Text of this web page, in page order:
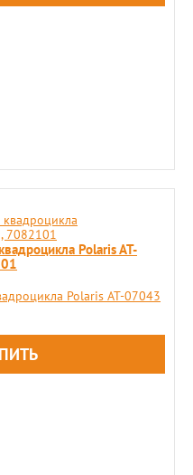
Polaris AT-
Polaris AT-07043